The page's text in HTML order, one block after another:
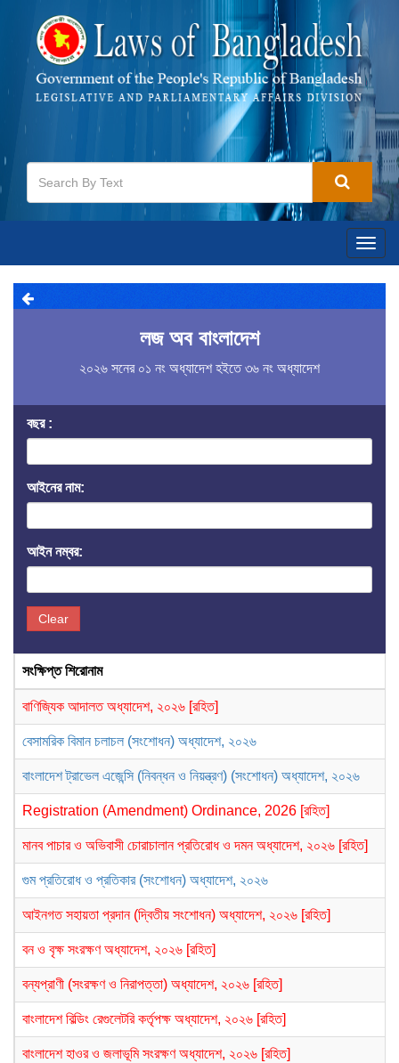
লজ অব বাংলাদেশ
২০২৬ সনের ০১ নং অধ্যাদেশ হইতে ৩৬ নং অধ্যাদেশ
বছর :
আইনের নাম:
আইন নম্বর:
Clear
সংক্ষিপ্ত শিরোনাম
বাণিজ্যিক আদালত অধ্যাদেশ, ২০২৬ [রহিত]
বেসামরিক বিমান চলাচল (সংশোধন) অধ্যাদেশ, ২০২৬
বাংলাদেশ ট্রাভেল এজেন্সি (নিবন্ধন ও নিয়ন্ত্রণ) (সংশোধন) অধ্যাদেশ, ২০২৬
Registration (Amendment) Ordinance, 2026 [রহিত]
মানব পাচার ও অভিবাসী চোরাচালান প্রতিরোধ ও দমন অধ্যাদেশ, ২০২৬ [রহিত]
গুম প্রতিরোধ ও প্রতিকার (সংশোধন) অধ্যাদেশ, ২০২৬
আইনগত সহায়তা প্রদান (দ্বিতীয় সংশোধন) অধ্যাদেশ, ২০২৬ [রহিত]
বন ও বৃক্ষ সংরক্ষণ অধ্যাদেশ, ২০২৬ [রহিত]
বন্যপ্রাণী (সংরক্ষণ ও নিরাপত্তা) অধ্যাদেশ, ২০২৬ [রহিত]
বাংলাদেশ বিল্ডিং রেগুলেটরি কর্তৃপক্ষ অধ্যাদেশ, ২০২৬ [রহিত]
বাংলাদেশ হাওর ও জলাভূমি সংরক্ষণ অধ্যাদেশ, ২০২৬ [রহিত]